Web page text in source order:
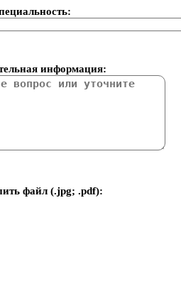
информация:
файл (.jpg; .pdf):